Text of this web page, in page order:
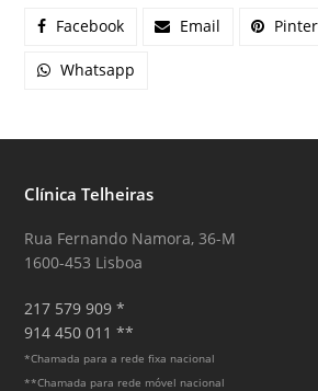
Facebook Email
Whatsapp
Clínica Telheiras
Rua Fernando Namora, 36-M
1600-453 Lisboa
217 579 909 *
914 450 011 **
*Chamada para a rede fixa nacional
**Chamada para rede móvel nacional